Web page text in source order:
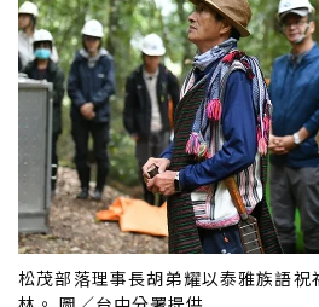
松茂部落理事長胡弟耀以泰雅族語